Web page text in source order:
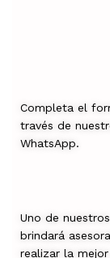
Completa el
través de
WhatsApp.
Uno de
brindará
realizar la